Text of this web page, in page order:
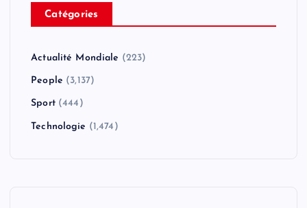
Catégories
Actualité Mondiale (223)
People (3,137)
Sport(444)
Technologie (1,474)